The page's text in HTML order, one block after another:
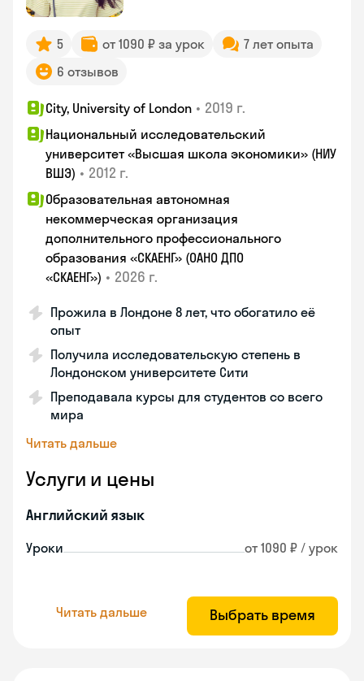
5 от 1090 ₽ за урок
7 лет опыта
6 отзывов
City, University of London • 2019 г.
Национальный исследовательский
университет «Высшая школа экономики» (НИУ
ВШЭ) • 2012 г.
Образовательная автономная
некоммерческая организация
дополнительного профессионального
образования «СКАЕНГ» (ОАНО ДПО
«СКАЕНГ») • 2026 г.
Прожила в Лондоне 8 лет, что обогатило её
опыт
Получила исследовательскую степень в
Лондонском университете Сити
Преподавала курсы для студентов со всего
мира
Читать дальше
Услуги и цены
Английский язык
Уроки от 1090 ₽ / урок
Читать дальше Выбрать время